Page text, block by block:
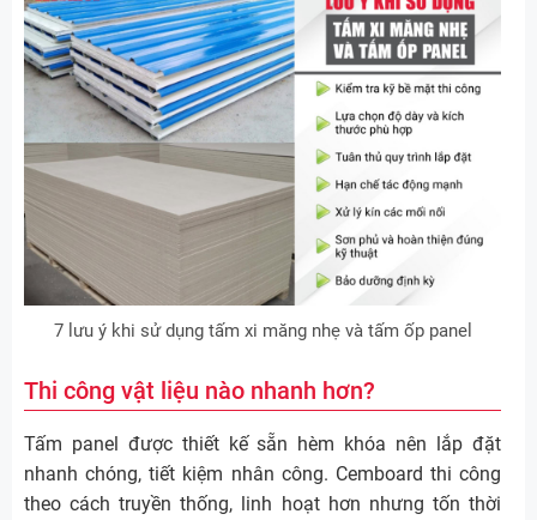
7 lưu ý khi sử dụng tấm xi măng nhẹ và tấm ốp panel
Thi công vật liệu nào nhanh hơn?
Tấm panel được thiết kế sẵn hèm khóa nên lắp đặt
nhanh chóng, tiết kiệm nhân công. Cemboard thi công
theo cách truyền thống, linh hoạt hơn nhưng tốn thời